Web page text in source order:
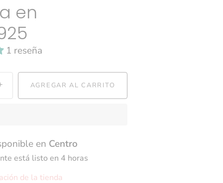
en
1 reseña
AGREGAR AL CARRITO
en Centro
está listo en 4 horas
de la tienda